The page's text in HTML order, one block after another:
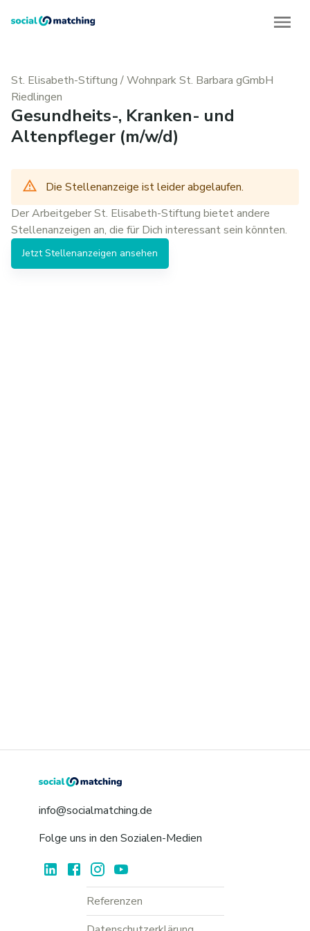
St. Elisabeth-Stiftung /Wohnpark St. Barbara gGmbH
Riedlingen
Gesundheits-, Kranken- und
Altenpfleger (m/w/d)
Die Stellenanzeige ist leider abgelaufen.
Der ArbeitgeberSt. Elisabeth-Stiftung bietet andere
Stellenanzeigen an, die für Dich interessant sein könnten.
JetztStellenanzeigen ansehen
info@socialmatching.de
Folge uns in den Sozialen-Medien
Referenzen